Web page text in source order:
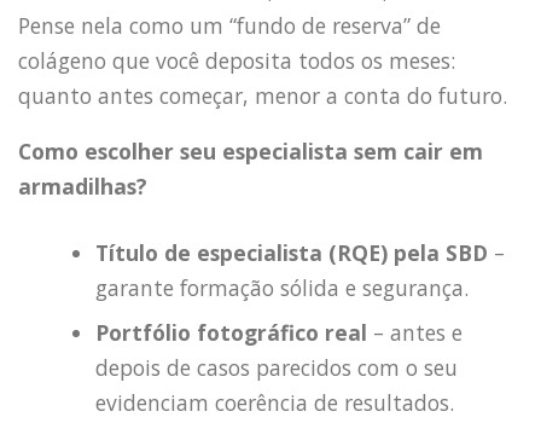
Pense nela como um “fundo de reserva” de
colágeno que você deposita todos os meses:
quanto antes começar, menor a conta do futuro.
Como escolher seu especialista sem cair em
armadilhas?
Título de especialista (RQE) pela SBD –
garante formação sólida e segurança.
Portfólio fotográfico real – antes e
depois de casos parecidos com o seu
evidenciam coerência de resultados.